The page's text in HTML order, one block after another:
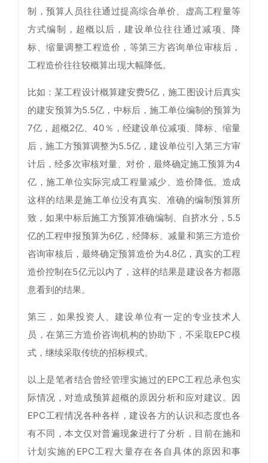
制，预算人员往往通过提高综合单价、虚高工程量等
方式编制，超概以后，建设单位往往通过减项、降
标、缩量调整工程造价，等第三方咨询单位审核后，
工程造价往往较概算出现大幅降低。
比如：某工程设计概算建安费5亿，施工图设计后真实
的建安预算为5.5亿，中标后，施工单位编制的预算为
7亿，超概2亿、40％，经建设单位减项、降标、缩量
后，施工方预算调整为5.5亿，建设单位引入第三方审
计后，经多次审核对量、对价，最终确定施工预算为4
亿，施工单位实际完成工程量减少、造价降低。造成
这样的结果是施工单位没有真实、准确的编制预算所
致，如果中标后施工方预算准确编制、自挤水分，5.5
亿的工程申报预算为6亿，经降标、减量和第三方造价
咨询审核后，最终确定预算造价为4.8亿，真实的工程
造价控制在5亿元以内了，这样的结果是建设各方都愿
意看到的结果。
第三，如果投资人、建设单位有一定的专业技术人
员，在第三方造价咨询机构的协助下，不采取EPC模
式，继续采取传统的招标模式。
以上是笔者结合曾经管理实施过的EPC工程总承包实
际情况，对造成预算超概的原因分析和应对建议。因
EPC工程情况各种各样，建设各方的认识和态度也各
有不同，本文仅对普遍现象进行了分析，目前在施和
计划实施的EPC工程大量存在各自具体的原因和事